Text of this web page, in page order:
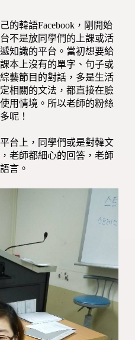
的韓語Facebook，剛開始
不是放同學們的上課或活
知識的平台。當初想要給
本上沒有的單字、句子或
藝節目的對話，多是生活
相關的文法，都直接在臉
用情境。所以老師的粉絲
呢！
台上，同學們或是對韓文
老師都細心的回答，老師
言。